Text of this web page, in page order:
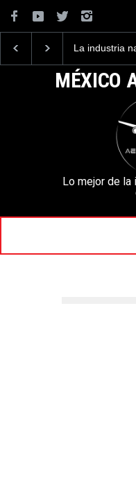
La industria
la Armada de
MÉXICO
Lo mejor de la